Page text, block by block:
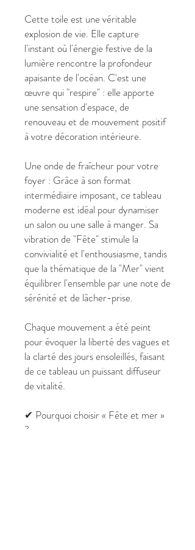
Cette toile est une véritable
explosion de vie. Elle capture
l'instant où l'énergie festive de la
lumière rencontre la profondeur
apaisante de l'océan. C'est une
œuvre qui "respire" : elle apporte
une sensation d'espace, de
renouveau et de mouvement positif
à votre décoration intérieure.
Une onde de fraîcheur pour votre
foyer : Grâce à son format
intermédiaire imposant, ce tableau
moderne est idéal pour dynamiser
un salon ou une salle à manger. Sa
vibration de "Fête" stimule la
convivialité et l'enthousiasme, tandis
que la thématique de la "Mer" vient
équilibrer l'ensemble par une note de
sérénité et de lâcher-prise.
Chaque mouvement a été peint
pour évoquer la liberté des vagues et
la clarté des jours ensoleillés, faisant
de ce tableau un puissant diffuseur
de vitalité.
✔ Pourquoi choisir « Fête et mer »
?